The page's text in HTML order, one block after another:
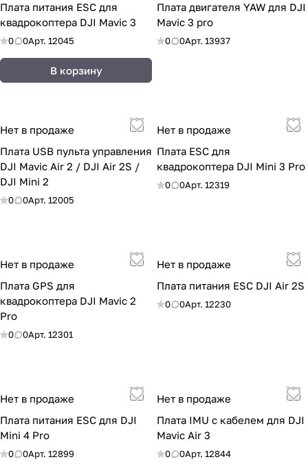
Плата питания ESC для
квадрокоптера DJI Mavic 3
0 0Арт. 12045
В корзину
Плата двигателя YAW для DJI
Mavic 3 pro
0 0Арт. 13937
Нет в продаже
Плата USB пульта управления
DJI Mavic Air 2 / DJI Air 2S /
DJI Mini 2
0 0Арт. 12005
Нет в продаже
Плата ESC для
квадрокоптера DJI Mini 3 Pro
0 0Арт. 12319
Нет в продаже
Плата GPS для
квадрокоптера DJI Mavic 2
Pro
0 0Арт. 12301
Нет в продаже
Плата питания ESC DJI Air 2S
0 0Арт. 12230
Нет в продаже
Плата питания ESC для DJI
Mini 4 Pro
0 0Арт. 12899
Нет в продаже
Плата IMU с кабелем для DJI
Mavic Air 3
0 0Арт. 12844